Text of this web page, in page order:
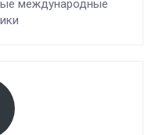
международные